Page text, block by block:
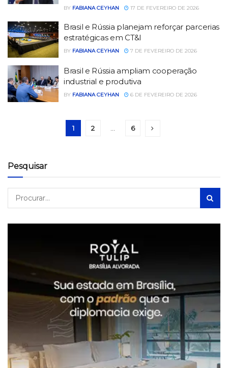
BY FABIANA CEYHAN 17 DE FEVEREIRO DE 2026
Brasil e Rússia planejam reforçar parcerias
estratégicas em CT&I
BY FABIANA CEYHAN 7 DE FEVEREIRO DE 2026
Brasil e Rússia ampliam cooperação
industrial e produtiva
BY FABIANA CEYHAN 6 DE FEVEREIRO DE 2026
1 2 6
Pesquisar